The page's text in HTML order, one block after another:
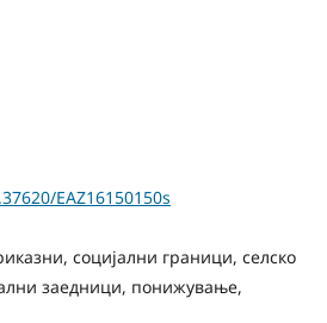
EAZ16150150s
социјални граници, селско
заедници, понижување,